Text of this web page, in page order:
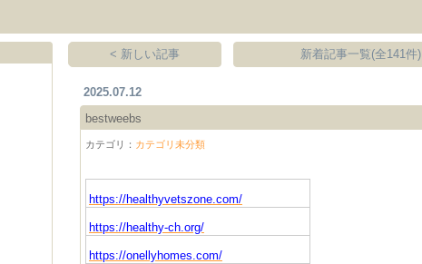
< 新しい記事 新着記事一覧(全141件)
2025.07.12
bestweebs
カテゴリ： カテゴリ未分類
https://healthyvetszone.com/
https://healthy-ch.org/
https://onellyhomes.com/